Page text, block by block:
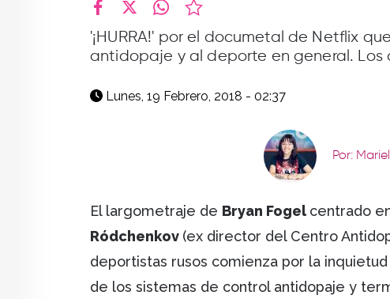
'¡HURRA!' por el documetal de Netflix
antidopaje y al deporte en general.
Lunes, 19 Febrero, 2018 - 02:37
Por:
El largometraje de Bryan Fogel centrado
Ródchenkov (ex director del Centro
deportistas rusos comienza por la
de los sistemas de control antidopaje y